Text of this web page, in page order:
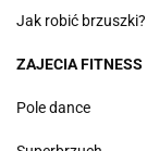
Jak robić brzuszki?
ZAJECIA FITNESS
Pole dance